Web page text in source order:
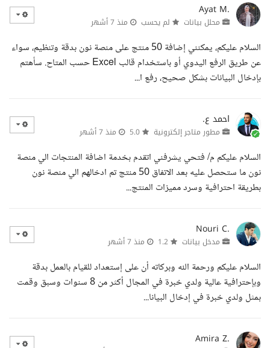
Ayat M.
محلل بيانات لم يحسب منذ 7 أشهر
السلام عليكم، يمكنني إضافة 50 منتج على منصة نون بدقة وتنظيم، سواء
عن طريق الرفع اليدوي أو باستخدام قالب Excel حسب المتاح. سأهتم
بإدخال البيانات بشكل صحيح، رفع ا...
احمد ع.
مطور متاجر إلكترونية منذ 7 أشهر
السلام عليكم م/ فتحي يشرفني اتقدم بخدمة اضافة المنتجات الي منصة
نون ما ستحصل عليه بعد الاتفاق 50 منتج تم ادخالهم الي منصة نون
بطريقة احترافية وسرد مميزات المنتج...
Nouri C.
مدخل بيانات منذ 7 أشهر
السلام عليكم ورحمة الله وبركاته أن على إستعداد للقيام بالعمل بدقة
وبإحترافية عالية ولدي خبرة في المجال أكثر من 8 سنوات وسبق وقمت
بمثل ولدي خبرة في إدخال البيانا...
Amira Z.